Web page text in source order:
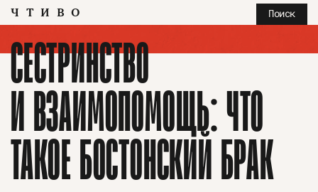
ЧТИВО Поиск
СЕСТРИНСТВО
И ВЗАИМОПОМОЩЬ: ЧТО
ТАКОЕ БОСТОНСКИЙ БРАК